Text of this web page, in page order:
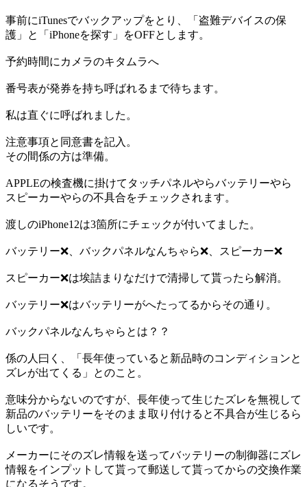
事前にiTunesでバックアップをとり、「盗難デバイスの保
護」と「iPhoneを探す」をOFFとします。
予約時間にカメラのキタムラへ
番号表が発券を持ち呼ばれるまで待ちます。
私は直ぐに呼ばれました。
注意事項と同意書を記入。
その間係の方は準備。
APPLEの検査機に掛けてタッチパネルやらバッテリーやら
スピーカーやらの不具合をチェックされます。
渡しのiPhone12は3箇所にチェックが付いてました。
バッテリー❌️、バックパネルなんちゃら❌️、スピーカー❌️
スピーカー❌️は埃詰まりなだけで清掃して貰ったら解消。
バッテリー❌️はバッテリーがへたってるからその通り。
バックパネルなんちゃらとは？？
係の人曰く、「長年使っていると新品時のコンディションと
ズレが出てくる」とのこと。
意味分からないのですが、長年使って生じたズレを無視して
新品のバッテリーをそのまま取り付けると不具合が生じるら
しいです。
メーカーにそのズレ情報を送ってバッテリーの制御器にズレ
情報をインプットして貰って郵送して貰ってからの交換作業
になるそうです。